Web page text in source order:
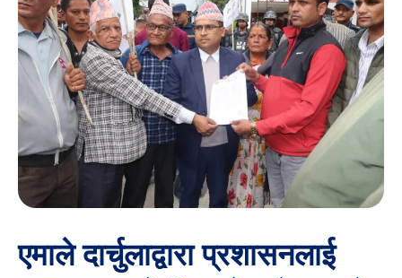
एमाले दार्चुलाद्वारा प्रशासनलाई